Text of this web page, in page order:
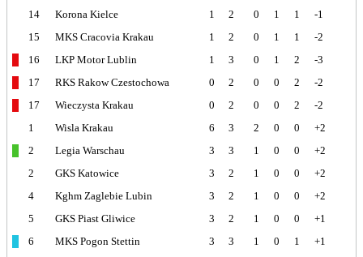
14
Korona Kielce 1 2 0 1 1
-1
15
MKS Cracovia Krakau 1 2 0 1 1
-2
16
LKP Motor Lublin 1 3 0 1 2
-3
17
RKS Rakow Czestochowa 0 2 0 0 2
-2
17
Wieczysta Krakau 0 2 0 0 2
-2
1
Wisla Krakau 6 3 2 0 0
+2
2
Legia Warschau 3 3 1 0 0
+2
2
GKS Katowice 3 2 1 0 0
+2
4
Kghm Zaglebie Lubin 3 2 1 0 0
+2
5
GKS Piast Gliwice 3 2 1 0 0
+1
6
MKS Pogon Stettin 3 3 1 0 1
+1